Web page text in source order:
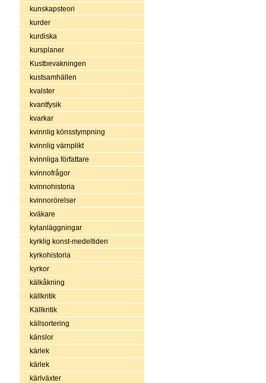
kunskapsteori
kurder
kurdiska
kursplaner
Kustbevakningen
kustsamhällen
kvalster
kvantfysik
kvarkar
kvinnlig könsstympning
kvinnlig värnplikt
kvinnliga författare
kvinnofrågor
kvinnohistoria
kvinnorörelser
kväkare
kylanläggningar
kyrklig konst-medeltiden
kyrkohistoria
kyrkor
kälkåkning
källkritik
Källkritik
källsortering
känslor
kärlek
kärlek
kärlväxter